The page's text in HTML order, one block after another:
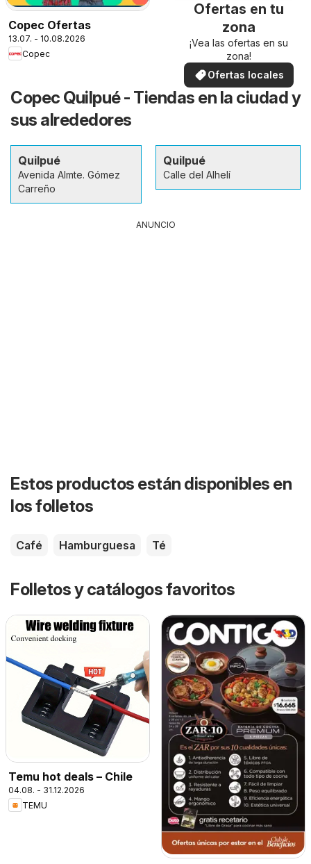
Copec Ofertas
13.07. - 10.08.2026
Copec
Ofertas en tu
zona
¡Vea las ofertas en su
zona!
Ofertas locales
Copec Quilpué - Tiendas en la ciudad y
sus alrededores
Quilpué
Avenida Almte. Gómez
Carreño
Quilpué
Calle del Alhelí
ANUNCIO
Estos productos están disponibles en
los folletos
Café Hamburguesa Té
Folletos y catálogos favoritos
Temu hot deals – Chile
04.08. - 31.12.2026
TEMU